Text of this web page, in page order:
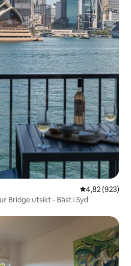
4,82 av 5 i
4,82 (923)
Bridge utsikt - Bäst i Syd